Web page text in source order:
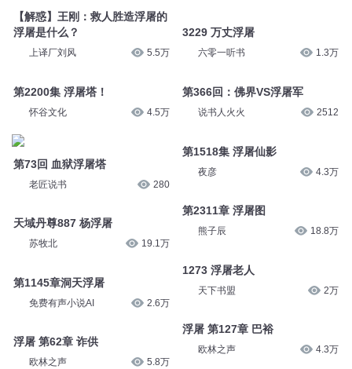
【解惑】王刚：救人胜造浮屠的
浮屠是什么？
上译厂刘风 5.5万
第2200集 浮屠塔！
怀谷文化 4.5万
第73回 血狱浮屠塔
老匠说书 280
天域丹尊887 杨浮屠
苏牧北 19.1万
第1145章洞天浮屠
免费有声小说AI 2.6万
浮屠 第62章 诈供
欧林之声 5.8万
3229 万丈浮屠
六零一听书 1.3万
第366回：佛界VS浮屠军
说书人火火 2512
第1518集 浮屠仙影
夜彦 4.3万
第2311章 浮屠图
熊子辰 18.8万
1273 浮屠老人
天下书盟 2万
浮屠 第127章 巴裕
欧林之声 4.3万